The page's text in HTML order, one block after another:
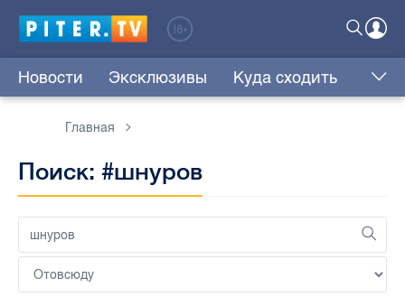
Новости Эксклюзивы Куда сходить
Главная
Поиск: #шнуров